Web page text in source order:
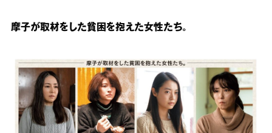
摩子が取材をした貧困を抱えた女性たち。